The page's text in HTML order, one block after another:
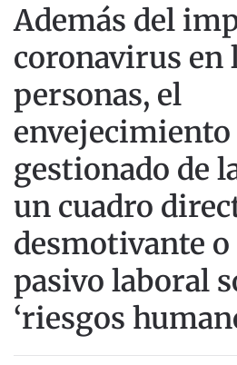
Además del
coronavirus en
personas, el
envejecimiento
gestionado de
un cuadro
desmotivante
pasivo laboral
‘riesgos